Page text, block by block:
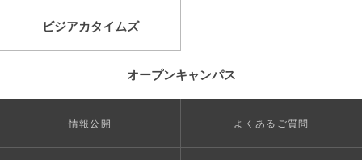
ビジアカタイムズ
オープンキャンパス
情報公開 よくあるご質問